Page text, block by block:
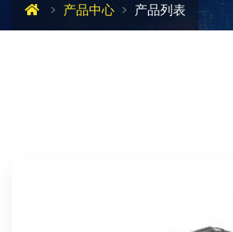
产品中心 产品列表